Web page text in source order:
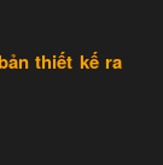
thiết kế ra